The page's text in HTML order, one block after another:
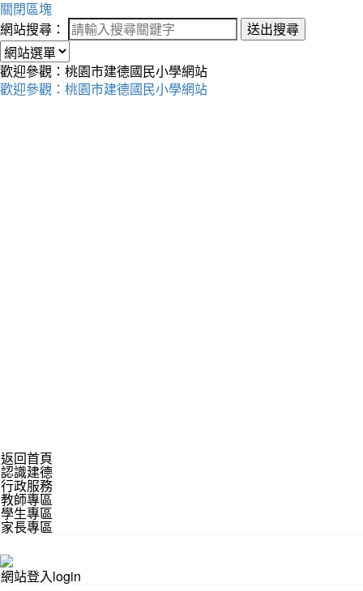
關閉區塊
網站搜尋：
送出搜尋
歡迎參觀：桃園市建德國民小學網站
歡迎參觀：桃園市建德國民小學網站
返回首頁
認識建德
行政服務
教師專區
學生專區
家長專區
網站登入login